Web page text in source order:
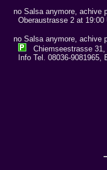
no Salsa anymore, achive
Oberaustrasse 2 at 19:00
no Salsa anymore, achive
Chiemseestrasse 31,
Info Tel. 08036-9081965,